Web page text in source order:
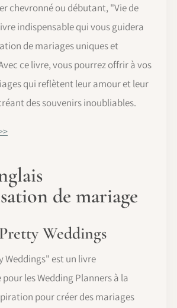
chevronné ou débutant, "Vie de
indispensable qui vous guidera
de mariages uniques et
ce livre, vous pourrez offrir à vos
qui reflètent leur amour et leur
des souvenirs inoubliables.
de mariage
Weddings
Weddings" est un livre
les Wedding Planners à la
pour créer des mariages